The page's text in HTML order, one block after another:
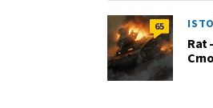
65
Rat